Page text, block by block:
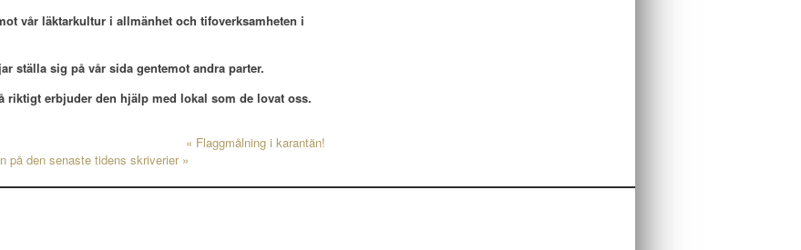
vår läktarkultur i allmänhet och tifoverksamheten i
ställa sig på vår sida gentemot andra parter.
riktigt erbjuder den hjälp med lokal som de lovat oss.
« Flaggmålning i karantän!
på den senaste tidens skriverier »